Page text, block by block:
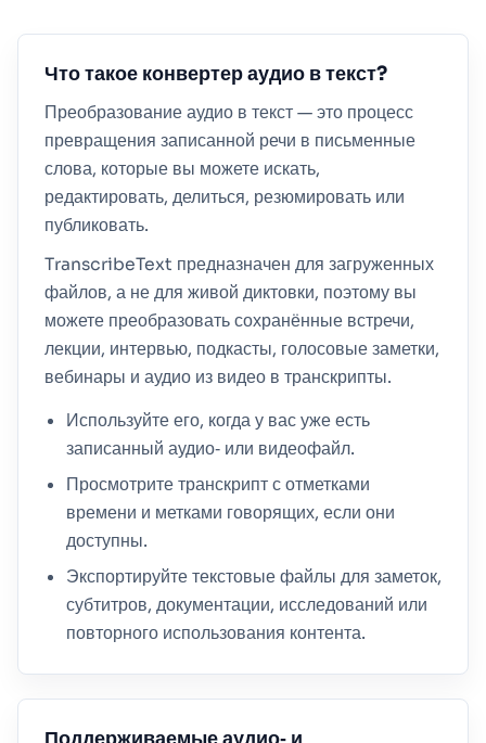
Что такое конвертер аудио в текст?
Преобразование аудио в текст — это процесс
превращения записанной речи в письменные
слова, которые вы можете искать,
редактировать, делиться, резюмировать или
публиковать.
TranscribeText предназначен для загруженных
файлов, а не для живой диктовки, поэтому вы
можете преобразовать сохранённые встречи,
лекции, интервью, подкасты, голосовые заметки,
вебинары и аудио из видео в транскрипты.
Используйте его, когда у вас уже есть
записанный аудио‑ или видеофайл.
Просмотрите транскрипт с отметками
времени и метками говорящих, если они
доступны.
Экспортируйте текстовые файлы для заметок,
субтитров, документации, исследований или
повторного использования контента.